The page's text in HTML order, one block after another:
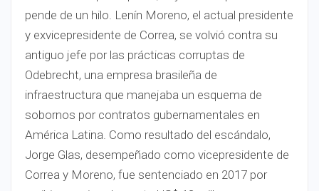
pende de un hilo. Lenín Moreno, el actual presidente
y exvicepresidente de Correa, se volvió contra su
antiguo jefe por las prácticas corruptas de
Odebrecht, una empresa brasileña de
infraestructura que manejaba un esquema de
sobornos por contratos gubernamentales en
América Latina. Como resultado del escándalo,
Jorge Glas, desempeñado como vicepresidente de
Correa y Moreno, fue sentenciado en 2017 por